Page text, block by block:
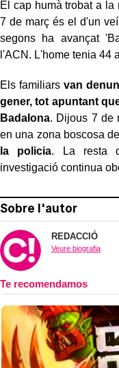
El cap humà trobat a
7 de març és el d'un
segons ha avançat
l'ACN. L'home tenia 44
Els familiars van
gener, tot apuntant
Badalona. Dijous 7 de
en una zona boscosa
la policia. La resta
investigació continua
Sobre l'autor
REDACCIÓ
Veure biografia